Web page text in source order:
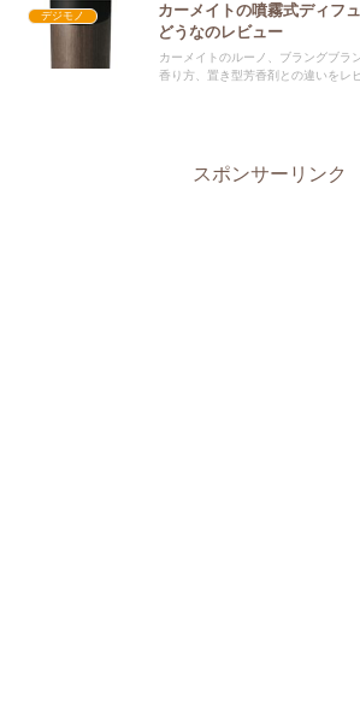
デジモノ
カーメイトの噴霧式ディフ
どうなのレビュー
カーメイトのルーノ、ブラングブラ
香り方、置き型芳香剤との違いをレビ
スポンサーリンク